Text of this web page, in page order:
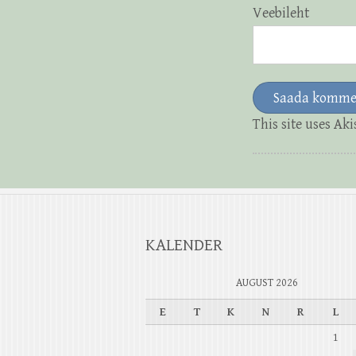
Veebileht
This site uses
KALENDER
AUGUST 2026
E T K N R L
1